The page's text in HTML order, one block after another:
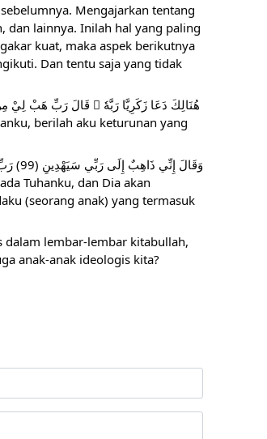
Mengajarkan tentang
dan lainnya. Inilah hal yang paling
kuat, maka aspek berikutnya
Dan tentu saja yang tidak
berilah aku keturunan yang
وَقَالَ إِنِّي ذَاهِبٌ إِلَى رَبِّي سَيَهْدِينِ (99) رَبِّ هَبْ لِي مِنَ الصَّالِحِينَ   (100)
Tuhanku, dan Dia akan
(seorang anak) yang termasuk
lembar-lembar kitabullah,
anak-anak ideologis kita?